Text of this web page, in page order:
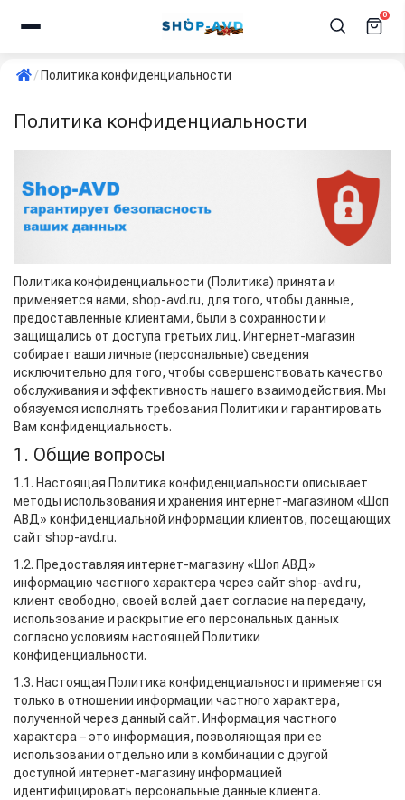
0
Политика конфиденциальности
Политика конфиденциальности
Политика конфиденциальности (Политика) принята и
применяется нами, shop-avd.ru, для того, чтобы данные,
предоставленные клиентами, были в сохранности и
защищались от доступа третьих лиц. Интернет-магазин
собирает ваши личные (персональные) сведения
исключительно для того, чтобы совершенствовать качество
обслуживания и эффективность нашего взаимодействия. Мы
обязуемся исполнять требования Политики и гарантировать
Вам конфиденциальность.
1. Общие вопросы
1.1. Настоящая Политика конфиденциальности описывает
методы использования и хранения интернет-магазином «Шоп
АВД» конфиденциальной информации клиентов, посещающих
сайт shop-avd.ru.
1.2. Предоставляя интернет-магазину «Шоп АВД»
информацию частного характера через сайт shop-avd.ru,
клиент свободно, своей волей дает согласие на передачу,
использование и раскрытие его персональных данных
согласно условиям настоящей Политики
конфиденциальности.
1.3. Настоящая Политика конфиденциальности применяется
только в отношении информации частного характера,
полученной через данный сайт. Информация частного
характера – это информация, позволяющая при ее
использовании отдельно или в комбинации с другой
доступной интернет-магазину информацией
идентифицировать персональные данные клиента.